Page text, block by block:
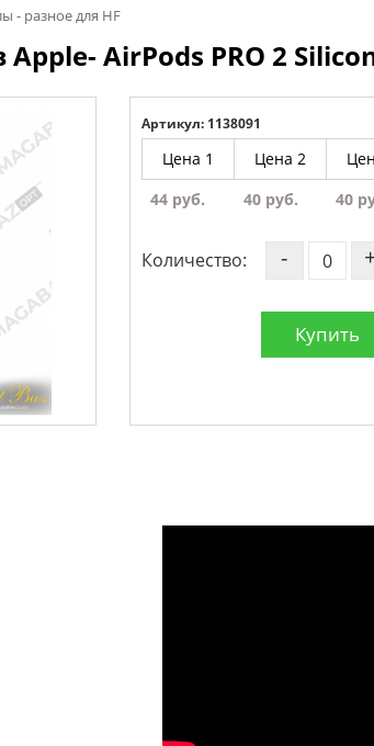
- разное для HF
AirPods PRO 2
Артикул: 1138091
Цена 1 Цена 2
44 руб.
40 руб. 40
Количество: -
Купить